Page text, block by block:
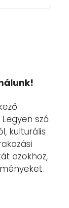
szó
kulturális
azokhoz,